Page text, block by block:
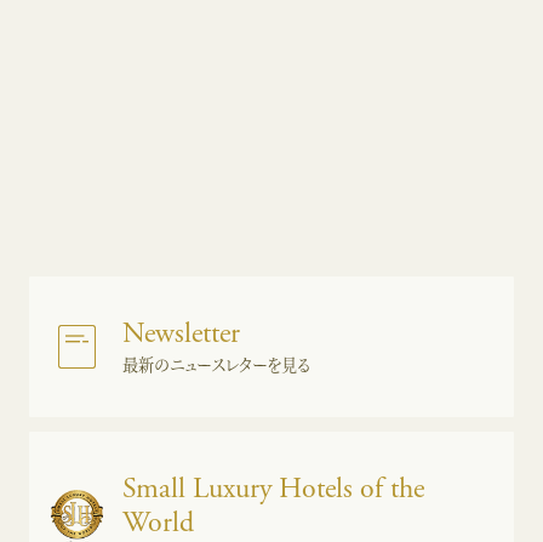
Newsletter
最新のニュースレターを見る
Small Luxury Hotels of the
World